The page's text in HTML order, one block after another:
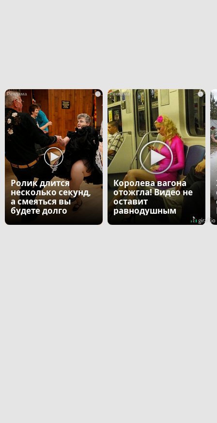
i
Ролик длится
несколько секунд,
а смеяться вы
будете долго
i
Королева вагона
отожгла! Видео не
оставит
равнодушным